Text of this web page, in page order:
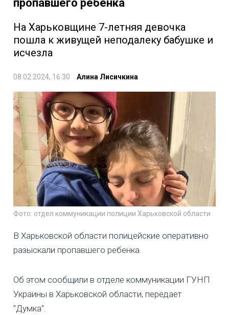
пропавшего ребенка
На Харьковщине 7-летняя девочка
пошла к живущей неподалеку бабушке и
исчезла
08.02.2024, 16:30 Алина Лисичкина
Фото: отдел коммуникации полиции Харьковской области
В Харьковской области полицейские оперативно
разыскали пропавшего ребенка.
Об этом сообщили в отделе коммуникации ГУНП
Украины в Харьковской области, передает
"Думка".